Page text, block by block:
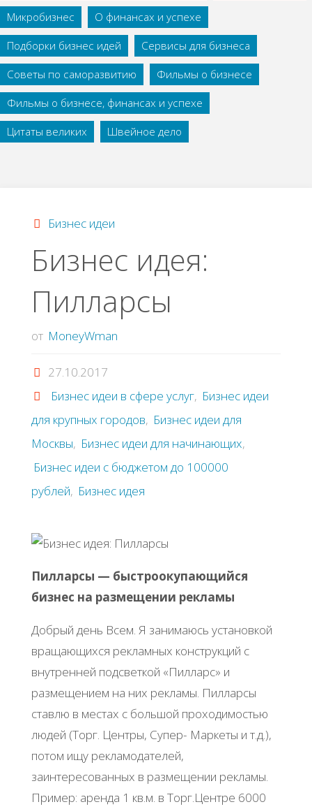
Микробизнес
О финансах и успехе
Подборки бизнес идей
Сервисы для бизнеса
Советы по саморазвитию
Фильмы о бизнесе
Фильмы о бизнесе, финансах и успехе
Цитаты великих
Швейное дело
Бизнес идеи
Бизнес идея:
Пилларсы
от MoneyWman
27.10.2017
Бизнес идеи в сфере услуг, Бизнес идеи
для крупных городов, Бизнес идеи для
Москвы, Бизнес идеи для начинающих,
Бизнес идеи с бюджетом до 100000
рублей, Бизнес идея
Пилларсы — быстроокупающийся
бизнес на размещении рекламы
Добрый день Всем. Я занимаюсь установкой
вращающихся рекламных конструкций с
внутренней подсветкой «Пилларс» и
размещением на них рекламы. Пилларсы
ставлю в местах с большой проходимостью
людей (Торг. Центры, Супер- Маркеты и т.д.),
потом ищу рекламодателей,
заинтересованных в размещении рекламы.
Пример: аренда 1 кв.м. в Торг.Центре 6000